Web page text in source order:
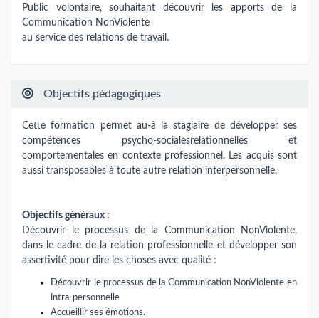
Public volontaire, souhaitant découvrir les apports de la
Communication NonViolente
au service des relations de travail.
Objectifs pédagogiques
Cette formation permet au-à la stagiaire de développer ses
compétences psycho-socialesrelationnelles et
comportementales en contexte professionnel. Les acquis sont
aussi transposables à toute autre relation interpersonnelle.
Objectifs généraux :
Découvrir le processus de la Communication NonViolente,
dans le cadre de la relation professionnelle et développer son
assertivité pour dire les choses avec qualité :
Découvrir le processus de la Communication NonViolente en
intra-personnelle
Accueillir ses émotions.